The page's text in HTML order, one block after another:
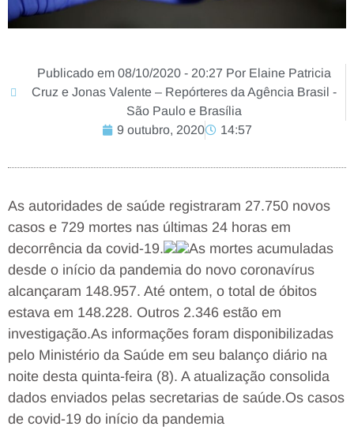
Publicado em 08/10/2020 - 20:27 Por Elaine Patricia
Cruz e Jonas Valente – Repórteres da Agência Brasil -
São Paulo e Brasília
9 outubro, 2020
14:57
As autoridades de saúde registraram 27.750 novos
casos e 729 mortes nas últimas 24 horas em
decorrência da covid-19.
As mortes acumuladas
desde o início da pandemia do novo coronavírus
alcançaram 148.957. Até ontem, o total de óbitos
estava em 148.228. Outros 2.346 estão em
investigação.As informações foram disponibilizadas
pelo Ministério da Saúde em seu balanço diário na
noite desta quinta-feira (8). A atualização consolida
dados enviados pelas secretarias de saúde.Os casos
de covid-19 do início da pandemia